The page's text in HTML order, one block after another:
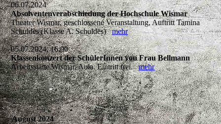
06.07.2024
Absolventenverabschiedung der Hochschule Wismar
Theater Wismar, geschlossene Veranstaltung, Auftritt Tamina
Schuldes (Klasse A. Schuldes)mehr
05.07.2024, 16:00
Klassenkonzert der SchülerInnen von Frau Bellmann
Arbeitsstätte Wismar, Aula. Eintritt frei.mehr
August 2024